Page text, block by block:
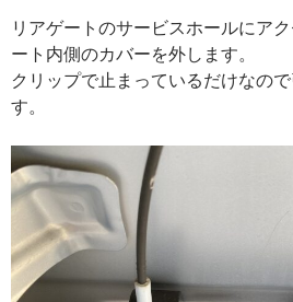
リアゲートのサービスホールにア
ート内側のカバーを外します。
クリップで止まっているだけなの
す。